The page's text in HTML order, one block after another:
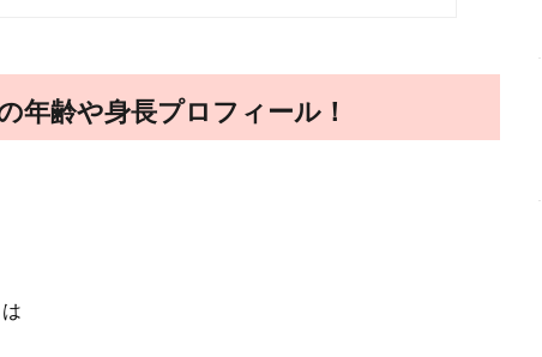
年齢や身長プロフィール！